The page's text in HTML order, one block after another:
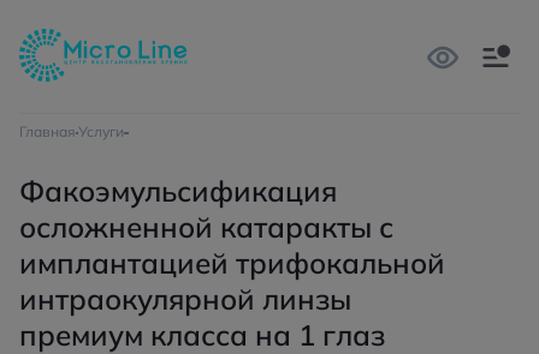
Главная Услуги
Факоэмульсификация
осложненной катаракты с
имплантацией трифокальной
интраокулярной линзы
премиум класса на 1 глаз